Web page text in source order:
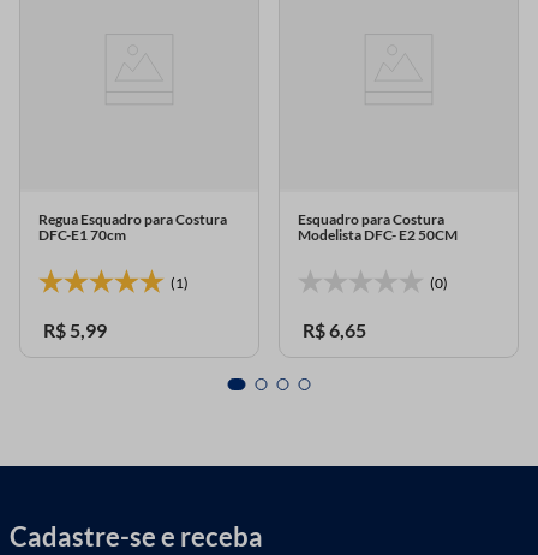
Regua Esquadro para Costura
DFC-E1 70cm
(1)
R$ 5,99
Esquadro para Costura
Modelista DFC- E2 50CM
(0)
R$6,65
Cadastre-se e receba